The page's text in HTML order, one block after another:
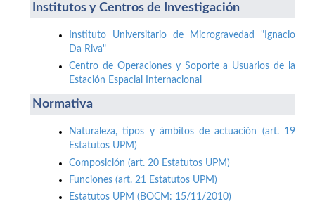
Institutos y Centros de Investigación
Instituto Universitario de Microgravedad "Ignacio
Da Riva"
Centro de Operaciones y Soporte a Usuarios de la
Estación Espacial Internacional
Normativa
Naturaleza, tipos y ámbitos de actuación (art. 19
Estatutos UPM)
Composición (art. 20 Estatutos UPM)
Funciones (art. 21 Estatutos UPM)
Estatutos UPM (BOCM: 15/11/2010)